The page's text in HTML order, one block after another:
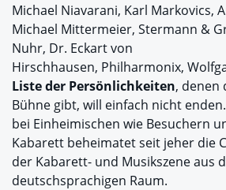
Michael Niavarani, Karl Markovics,
Michael Mittermeier, Stermann &
Nuhr, Dr. Eckart von
Hirschhausen, Philharmonix,
Liste der Persönlichkeiten, denen
Bühne gibt, will einfach nicht
bei Einheimischen wie Besuchern
Kabarett beheimatet seit jeher die
der Kabarett- und Musikszene aus
deutschsprachigen Raum.